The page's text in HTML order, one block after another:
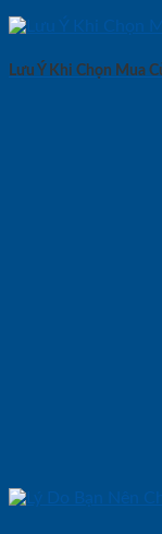
Lưu Ý Khi Chọn Mua